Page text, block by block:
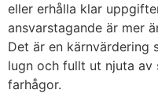
eller erhålla klar
ansvarstagande är mer
Det är en kärnvärdering
lugn och fullt ut njuta av
farhågor.